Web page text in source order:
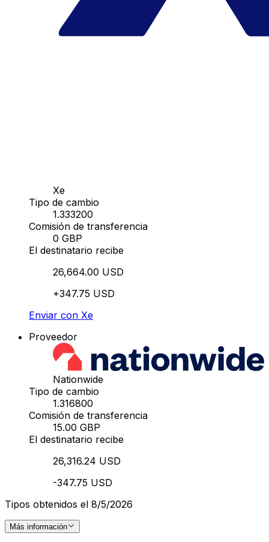
Xe
Tipo de cambio
1.333200
Comisión de transferencia
0 GBP
El destinatario recibe
26,664.00 USD
+347.75 USD
Enviar con Xe
Proveedor
Nationwide
Tipo de cambio
1.316800
Comisión de transferencia
15.00 GBP
El destinatario recibe
26,316.24 USD
-347.75 USD
Tipos obtenidos el 8/5/2026
Más información